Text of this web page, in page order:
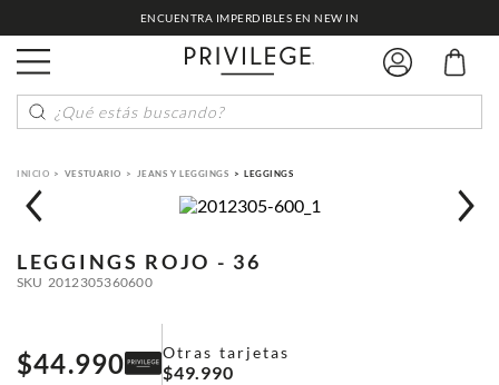
ENCUENTRA IMPERDIBLES EN NEW IN
¿Qué estás buscando?
VESTUARIO JEANS Y LEGGINGS LEGGINGS
LEGGINGS ROJO - 36
SKU 2012305360600
$44.990 Otras tarjetas
$49.990